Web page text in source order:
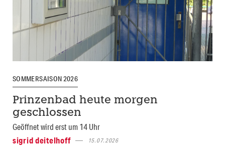
SOMMERSAISON 2026
Prinzenbad heute morgen
geschlossen
Geöffnet wird erst um 14 Uhr
sigrid deitelhoff
15.07.2026